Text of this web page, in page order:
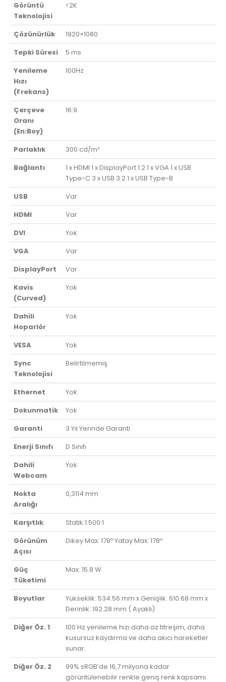
Görüntü
Teknolojisi
<2K
Çözünürlük
1920×1080
Tepki Süresi
5 ms
Yenileme
Hızı
(Frekans)
100Hz
Çerçeve
Oranı
(En:Boy)
16:9
Parlaklık
300 cd/m²
Bağlantı
1 x HDMI 1 x DisplayPort 1.2 1 x VGA 1 x USB
Type-C 3 x USB 3.2 1 x USB Type-B
USB
Var
HDMI
Var
DVI
Yok
VGA
Var
DisplayPort
Var
Kavis
(Curved)
Yok
Dahili
Hoparlör
Yok
VESA
Yok
Sync
Teknolojisi
Belirtilmemiş
Ethernet
Yok
Dokunmatik
Yok
Garanti
3 Yıl Yerinde Garanti
Enerji Sınıfı
D Sınıfı
Dahili
Webcam
Yok
Nokta
Aralığı
0,3114 mm
Karşıtlık
Statik:1.500:1
Görünüm
Açısı
Dikey Max: 178º Yatay Max: 178º
Güç
Tüketimi
Max: 15.8 W
Boyutlar
Yükseklik: 534.56 mm x Genişlik: 610.68 mm x
Derinlik: 192.28 mm ( Ayaklı)
Diğer Öz. 1
100 Hz yenileme hızı daha az titreşim, daha
kusursuz kaydırma ve daha akıcı hareketler
sunar.
Diğer Öz. 2
99% sRGB’de 16,7 milyona kadar
görüntülenebilir renkle geniş renk kapsamı.